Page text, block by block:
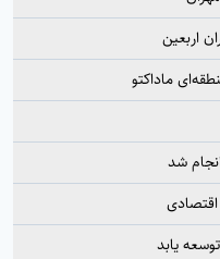
اربعین
ماداکتو
اقتصادی
یابد